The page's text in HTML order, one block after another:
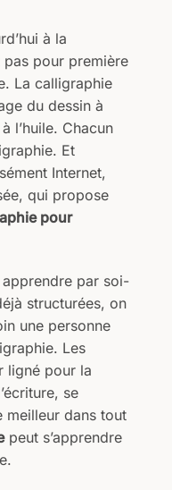
à la
pas pour première
La calligraphie
du dessin à
l’huile. Chacun
Et
Internet,
qui propose
pour
par soi-
structurées, on
une personne
Les
ligné pour la
se
meilleur dans tout
peut s’apprendre